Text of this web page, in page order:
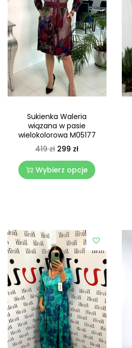
Sukienka Waleria
wiązana w pasie
wielokolorowa M05177
419zł 299 zł
Wybierz opcje